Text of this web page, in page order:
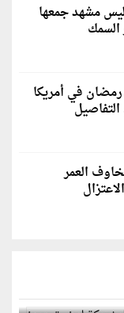
مشهد جمعها
رمضان في أمريكا
العمر
المشتركة